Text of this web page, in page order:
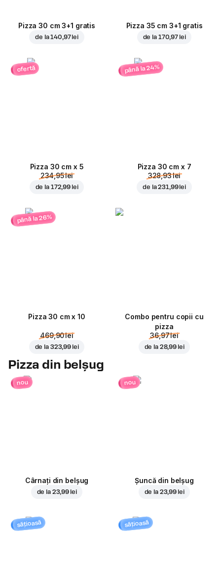
Pizza 30 cm 3+1 gratis
de la140,97 lei
Pizza 35 cm 3+1 gratis
de la 170,97 lei
ofertă
Pizza 30 cm x 5
234,95 lei
de la 172,99 lei
până la 24%
Pizza 30 cm x 7
328,93 lei
de la231,99 lei
până la 26%
Pizza 30 cm x 10
469,90 lei
de la 323,99 lei
Combo pentru copii cu
pizza
36,97 lei
de la 28,99 lei
Pizza din belșug
nou
Cârnați din belșug
de la 23,99 lei
nou
Șuncă din belșug
de la 23,99 lei
sățioasă sățioasă